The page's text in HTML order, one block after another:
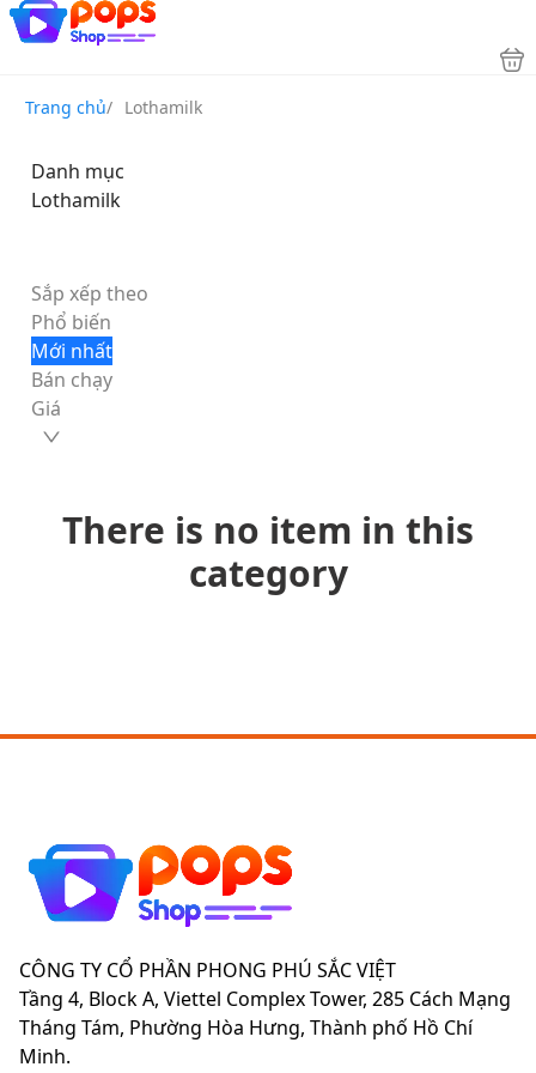
Trang chủ/ Lothamilk
Danh mục
Lothamilk
Sắp xếp theo
Phổ biến
Mới nhất
Bán chạy
Giá
There is no item in this
category
CÔNG TY CỔ PHẦN PHONG PHÚ SẮC VIỆT
Tầng 4, Block A, Viettel Complex Tower, 285 Cách Mạng
Tháng Tám, Phường Hòa Hưng, Thành phố Hồ Chí
Minh.